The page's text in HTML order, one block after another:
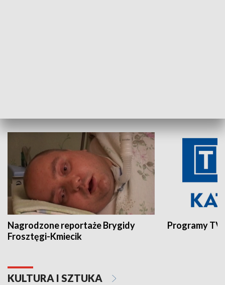
Nagrodzone reportaże Brygidy
Frosztęgi-Kmiecik
Programy
KULTURA I SZTUKA